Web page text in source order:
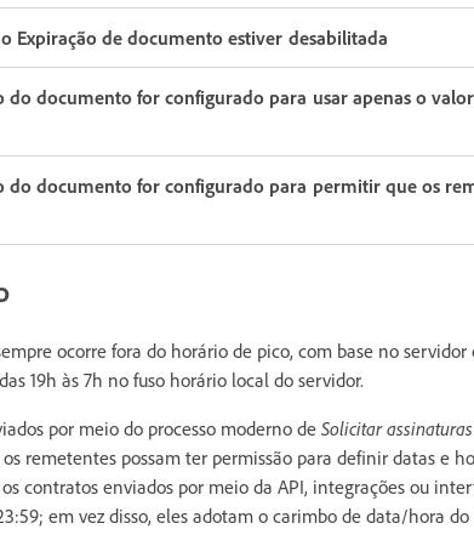
Expiração de documento estiver desabilitada
do documento for configurado para usar apenas o
do documento for configurado para permitir que os
ocorre fora do horário de pico, com base no
19h às 7h no fuso horário local do servidor.
por meio do processo moderno de Solicitar assinaturas
remetentes possam ter permissão para definir datas e
contratos enviados por meio da API, integrações ou
em vez disso, eles adotam o carimbo de data/hora